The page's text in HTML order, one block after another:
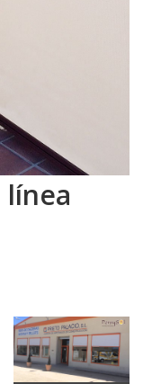
línea